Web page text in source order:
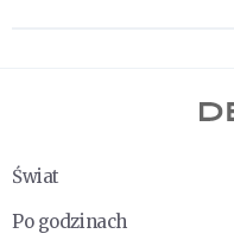
Świat
Po godzinach